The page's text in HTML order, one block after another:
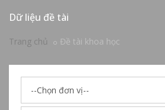
Dữ liệu đề tài
Trang chủ Đề tài khoa học